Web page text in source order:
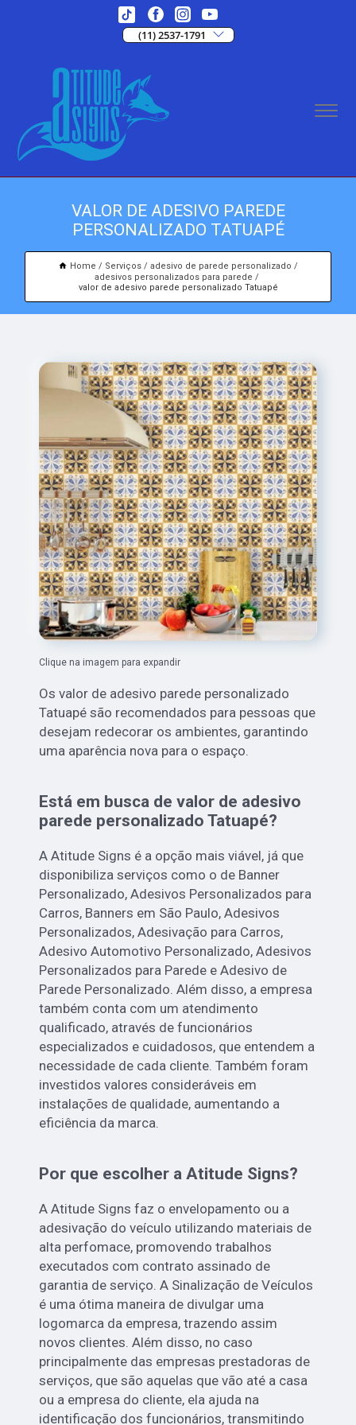
(11) 2537-1791
VALOR DE ADESIVO PAREDE
PERSONALIZADO TATUAPÉ
Home Serviços
adesivo de parede personalizado
adesivos personalizados para parede
valor de adesivo parede personalizado Tatuapé
Clique na imagem para expandir
Os valor de adesivo parede personalizado
Tatuapé são recomendados para pessoas que
desejam redecorar os ambientes, garantindo
uma aparência nova para o espaço.
Está em busca de valor de adesivo
parede personalizado Tatuapé?
A Atitude Signs é a opção mais viável, já que
disponibiliza serviços como o de Banner
Personalizado, Adesivos Personalizados para
Carros, Banners em São Paulo, Adesivos
Personalizados, Adesivação para Carros,
Adesivo Automotivo Personalizado, Adesivos
Personalizados para Parede e Adesivo de
Parede Personalizado. Além disso, a empresa
também conta com um atendimento
qualificado, através de funcionários
especializados e cuidadosos, que entendem a
necessidade de cada cliente. Também foram
investidos valores consideráveis em
instalações de qualidade, aumentando a
eficiência da marca.
Por que escolher a Atitude Signs?
A Atitude Signs faz o envelopamento ou a
adesivação do veículo utilizando materiais de
alta perfomace, promovendo trabalhos
executados com contrato assinado de
garantia de serviço. A Sinalização de Veículos
é uma ótima maneira de divulgar uma
logomarca da empresa, trazendo assim
novos clientes. Além disso, no caso
principalmente das empresas prestadoras de
serviços, que são aquelas que vão até a casa
ou a empresa do cliente, ela ajuda na
identificação dos funcionários, transmitindo